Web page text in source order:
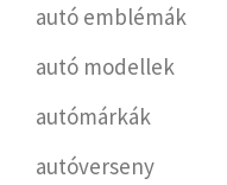
autó emblémák
autó modellek
autómárkák
autóverseny